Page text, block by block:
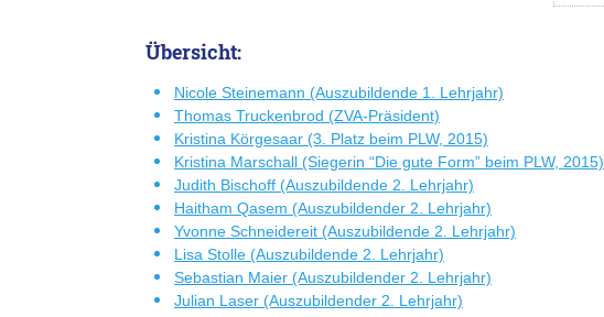
Übersicht:
Nicole Steinemann (Auszubildende 1. Lehrjahr)
Thomas Truckenbrod (ZVA-Präsident)
Kristina Körgesaar (3. Platz beim PLW, 2015)
Kristina Marschall (Siegerin “Die gute Form” beim PLW, 2015)
Judith Bischoff (Auszubildende 2. Lehrjahr)
Haitham Qasem (Auszubildender 2. Lehrjahr)
Yvonne Schneidereit (Auszubildende 2. Lehrjahr)
Lisa Stolle (Auszubildende 2. Lehrjahr)
Sebastian Maier (Auszubildender 2. Lehrjahr)
Julian Laser (Auszubildender 2. Lehrjahr)